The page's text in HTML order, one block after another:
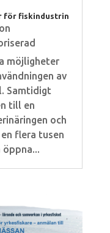
för fiskindustrin
möjligheter
av
Samtidigt
till en
och
flera tusen